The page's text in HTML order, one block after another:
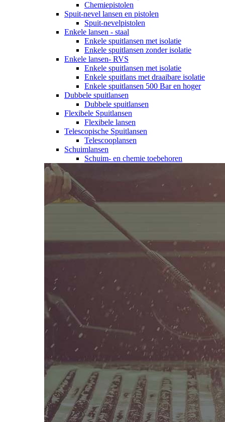
Chemiepistolen
Spuit-nevel lansen en pistolen
Spuit-nevelpistolen
Enkele lansen - staal
Enkele spuitlansen met isolatie
Enkele spuitlansen zonder isolatie
Enkele lansen- RVS
Enkele spuitlansen met isolatie
Enkele spuitlans met draaibare isolatie
Enkele spuitlansen 500 Bar en hoger
Dubbele spuitlansen
Dubbele spuitlansen
Flexibele Spuitlansen
Flexibele lansen
Telescopische Spuitlansen
Telescooplansen
Schuimlansen
Schuim- en chemie toebehoren